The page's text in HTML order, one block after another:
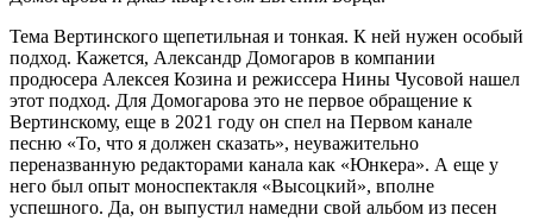
Тема Вертинского щепетильная и тонкая. К ней нужен особый
подход. Кажется, Александр Домогаров в компании
продюсера Алексея Козина и режиссера Нины Чусовой нашел
этот подход. Для Домогарова это не первое обращение к
Вертинскому, еще в 2021 году он спел на Первом канале
песню «То, что я должен сказать», неуважительно
переназванную редакторами канала как «Юнкера». А еще у
него был опыт моноспектакля «Высоцкий», вполне
успешного. Да, он выпустил намедни свой альбом из песен